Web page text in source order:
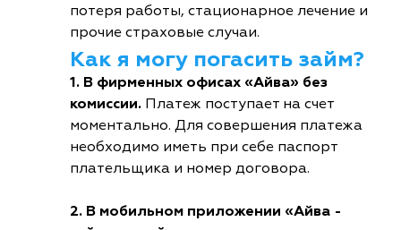
потеря работы, стационарное лечение и
прочие страховые случаи.
Как я могу погасить займ?
1. В фирменных офисах «Айва» без
комиссии. Платеж поступает на счет
моментально. Для совершения платежа
необходимо иметь при себе паспорт
плательщика и номер договора.
2. В мобильном приложении «Айва -